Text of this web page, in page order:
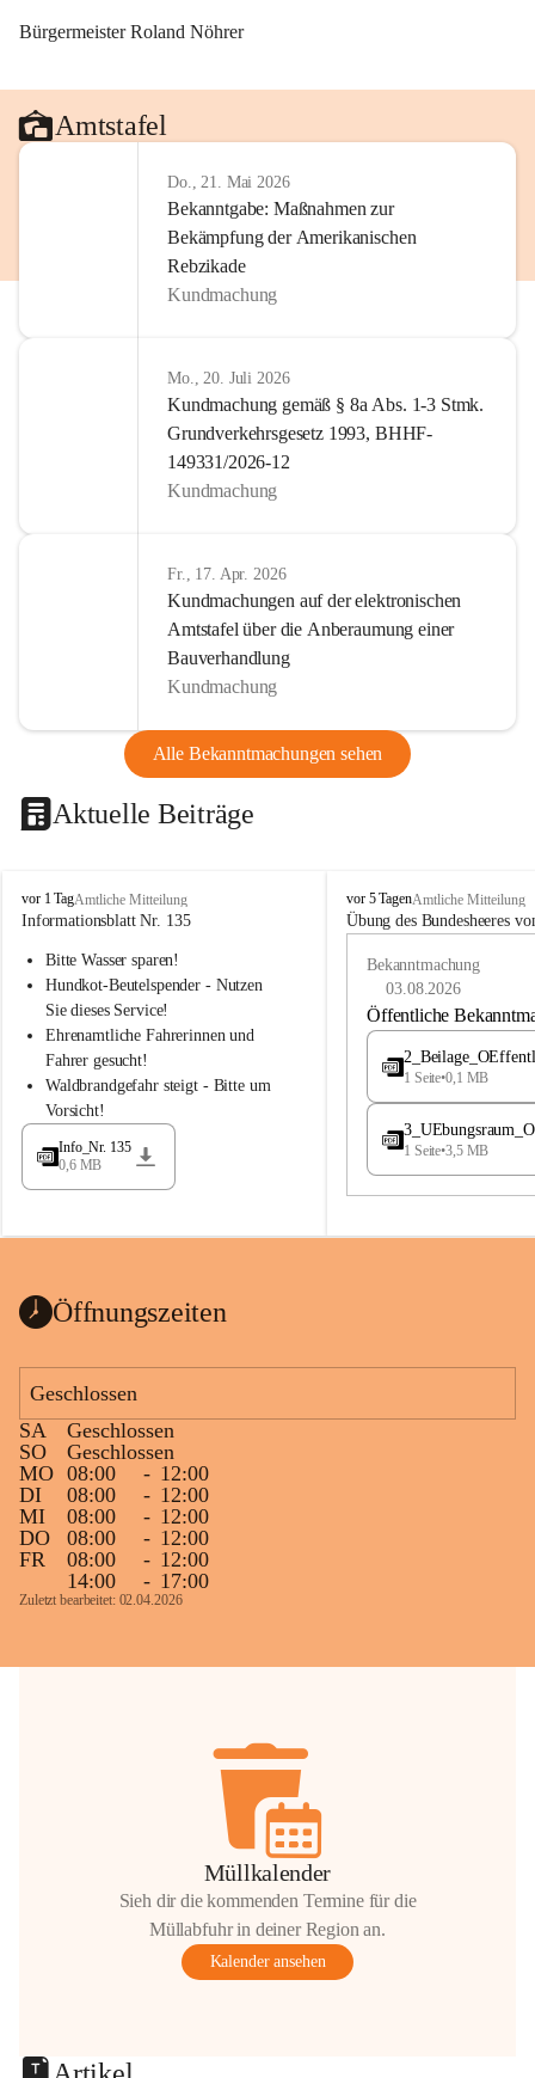
Bürgermeister Roland Nöhrer
Amtstafel
Do., 21. Mai 2026
Bekanntgabe: Maßnahmen zur
Bekämpfung der Amerikanischen
Rebzikade
Kundmachung
Mo., 20. Juli 2026
Kundmachung gemäß § 8a Abs. 1-3 Stmk.
Grundverkehrsgesetz 1993, BHHF-
149331/2026-12
Kundmachung
Fr., 17. Apr. 2026
Kundmachungen auf der elektronischen
Amtstafel über die Anberaumung einer
Bauverhandlung
Kundmachung
Alle Bekanntmachungen sehen
Aktuelle Beiträge
B
u
h
a
d
l
a
vor 1 TagAmtliche Mitteilung
Informationsblatt Nr. 135
Bitte Wasser sparen!
Hundkot-Beutelspender - Nutzen
Sie dieses Service!
Ehrenamtliche Fahrerinnen und
Fahrer gesucht!
Waldbrandgefahr steigt - Bitte um
Vorsicht!
Info_Nr. 135
0,6 MB
B
u
e
a
vor 5 TagenAmtliche Mitteilung
Übung des Bundesheeres
Bekanntmachung
03.08.2026
Öffentliche
1 Seite•0,1 MB
1 Seite•3,5 MB
Öffnungszeiten
Geschlossen
SA
Geschlossen
SO
Geschlossen
MO 08:00 - 12:00
DI
08:00 - 12:00
MI
08:00 - 12:00
DO
08:00 - 12:00
FR
08:00 - 12:00
14:00
- 17:00
Zuletzt bearbeitet: 02.04.2026
Müllkalender
Sieh dir die kommenden Termine für die
Müllabfuhr in deiner Region an.
Kalender ansehen